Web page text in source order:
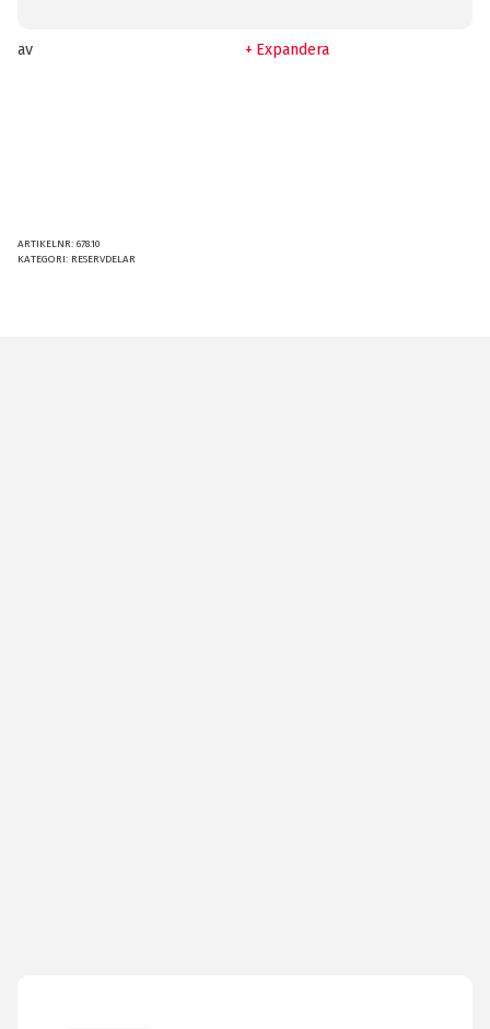
av Expandera
ARTIKELNR: 678.10
KATEGORI: RESERVDELAR